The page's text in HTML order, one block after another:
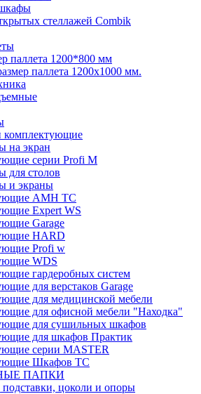
стеллажей Combik
паллета 1200*800 мм
паллета 1200х1000 мм.
комплектующие
на экран
серии Profi M
для столов
и экраны
AMH TC
Expert WS
Garage
HARD
Profi w
WDS
гардеробных систем
для верстаков Garage
для медицинской мебели
для офисной мебели "Находка"
для сушильных шкафов
для шкафов Практик
серии MASTER
Шкафов ТС
ПАПКИ
цоколи и опоры